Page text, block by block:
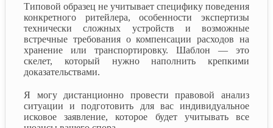
Типовой образец не учитывает специфику поведения
конкретного ритейлера, особенности экспертизы
технически сложных устройств и возможные
встречные требования о компенсации расходов на
хранение или транспортировку. Шаблон — это
скелет, который нужно наполнить крепкими
доказательствами.
Я могу дистанционно провести правовой анализ
ситуации и подготовить для вас индивидуальное
исковое заявление, которое будет учитывать все